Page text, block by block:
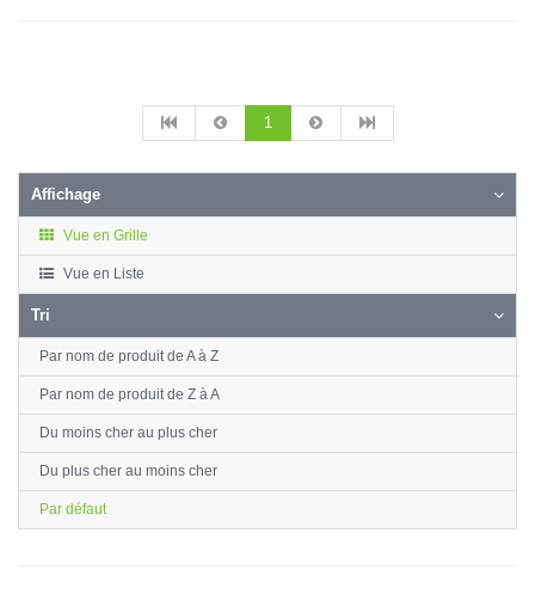
1
Affichage
Vue en Grille
Vue en Liste
Tri
Par nom de produit de A à Z
Par nom de produit de Z à A
Du moins cher au plus cher
Du plus cher au moins cher
Par défaut